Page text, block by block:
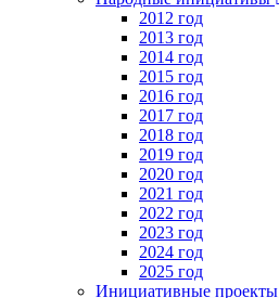
2012 год
2013 год
2014 год
2015 год
2016 год
2017 год
2018 год
2019 год
2020 год
2021 год
2022 год
2023 год
2024 год
2025 год
Инициативные проекты